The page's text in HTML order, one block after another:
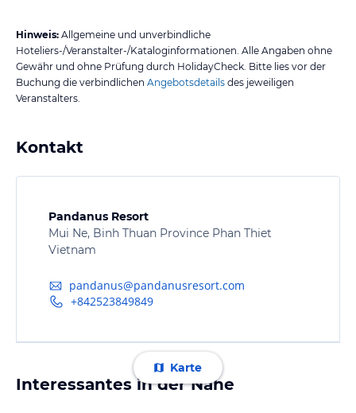
Hinweis: Allgemeine und unverbindliche
Hoteliers-/Veranstalter-/Kataloginformationen. Alle Angaben ohne
Gewähr und ohne Prüfung durch HolidayCheck. Bitte lies vor der
Buchung die verbindlichen Angebotsdetails des jeweiligen
Veranstalters.
Kontakt
Pandanus Resort
Mui Ne, Binh Thuan Province Phan Thiet
Vietnam
pandanus@pandanusresort.com
+842523849849
Karte
Interessantes in der Nähe